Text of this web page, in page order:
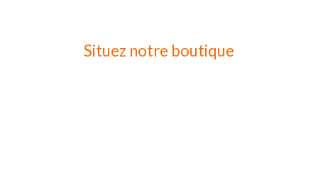
Situez notre boutique